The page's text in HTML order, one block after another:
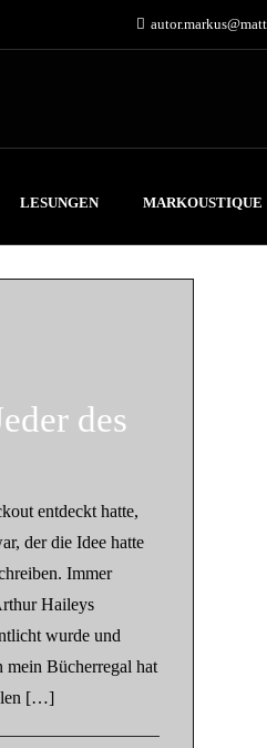
LESUNGEN MARKOUSTIQUE
des
entdeckt hatte,
der die Idee hatte
Immer
Haileys
wurde und
mein Bücherregal hat
[…]